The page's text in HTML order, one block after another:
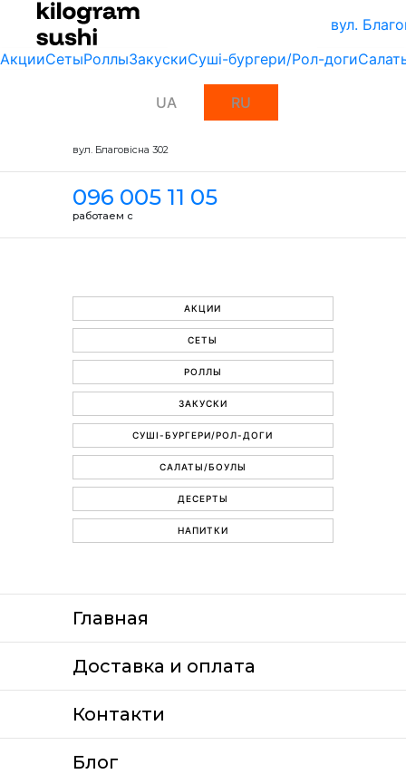
вул.
АкцииСетыРоллыЗакускиСуші-бургери/Рол-доги
UA RU
вул. Благовісна 302
096 005 11 05
работаем с
АКЦИИ
СЕТЫ
РОЛЛЫ
ЗАКУСКИ
СУШІ-БУРГЕРИ/РОЛ-ДОГИ
САЛАТЫ/БОУЛЫ
ДЕСЕРТЫ
НАПИТКИ
Главная
Доставка и оплата
Контакти
Блог